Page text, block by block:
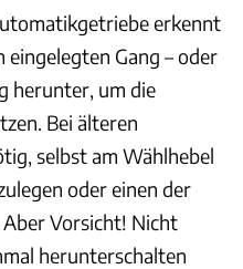
erkennt
Gang – oder
herunter, um die
Bei älteren
selbst am Wählhebel
oder einen der
Aber Vorsicht! Nicht
herunterschalten